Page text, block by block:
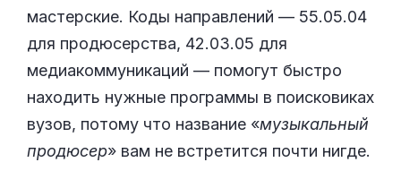
мастерские. Коды направлений — 55.05.04
для продюсерства, 42.03.05 для
медиакоммуникаций — помогут быстро
находить нужные программы в поисковиках
вузов, потому что название «музыкальный
продюсер» вам не встретится почти нигде.